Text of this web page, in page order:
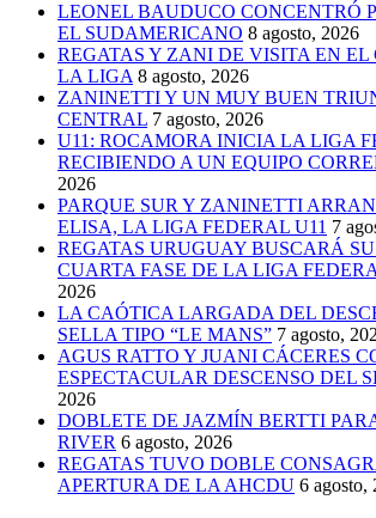
LEONEL BAUDUCO CONCENTRÓ
EL SUDAMERICANO 8 agosto, 2026
REGATAS Y ZANI DE VISITA EN EL
LA LIGA 8 agosto, 2026
ZANINETTI Y UN MUY BUEN
CENTRAL 7 agosto, 2026
U11: ROCAMORA INICIA LA LIGA
RECIBIENDO A UN EQUIPO
2026
PARQUE SUR Y ZANINETTI
ELISA, LA LIGA FEDERAL U11 7
REGATAS URUGUAY BUSCARÁ
CUARTA FASE DE LA LIGA
2026
LA CAÓTICA LARGADA DEL
SELLA TIPO “LE MANS” 7 agosto,
AGUS RATTO Y JUANI CÁCERES
ESPECTACULAR DESCENSO DEL
2026
DOBLETE DE JAZMÍN BERTTI
RIVER 6 agosto, 2026
REGATAS TUVO DOBLE
APERTURA DE LA AHCDU 6 agosto,